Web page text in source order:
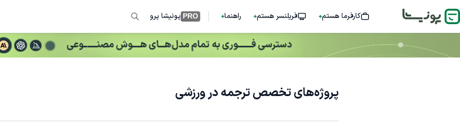
کارفرما هستم فریلنسر هستم راهنما PRO پونیشا پرو
پروژه‌های تخصص ترجمه در ورزشی